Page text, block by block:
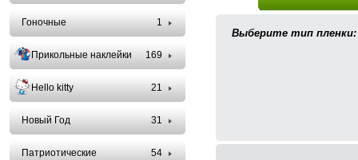
Выберите тип пленки:
Гоночные 1
Прикольные наклейки 169
Hello kitty 21
Новый Год 31
Патриотические 54